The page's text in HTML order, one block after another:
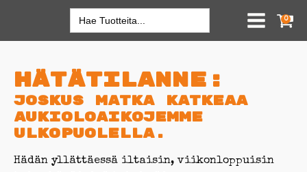
for:
0
Hätätilanne:
Joskus matka katkeaa
aukioloaikojemme
ulkopuolella.
Hädän yllättäessä iltaisin, viikonloppuisin